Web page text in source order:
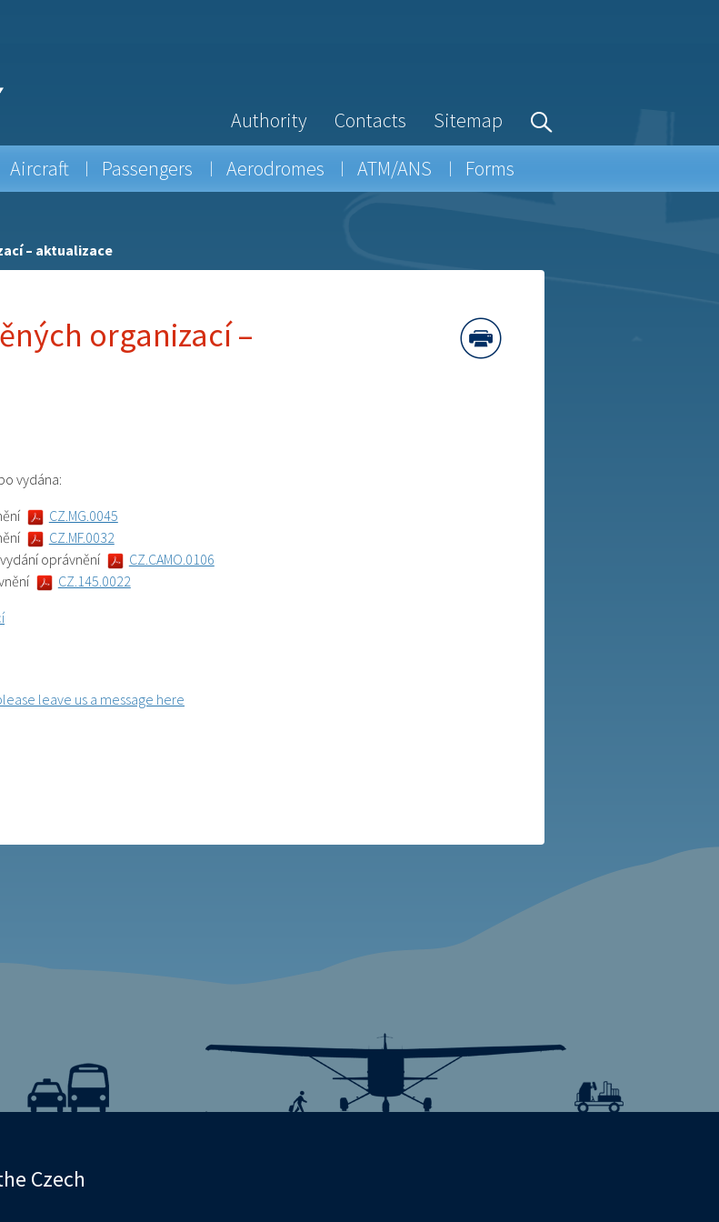
Authority Contacts
Sitemap
Aircraft Passengers Aerodromes ATM/ANS Forms
– aktualizace
organizací –
vydána:
CZ.MG.0045
CZ.MF.0032
oprávnění
CZ.CAMO.0106
CZ.145.0022
leave us a message here
Czech